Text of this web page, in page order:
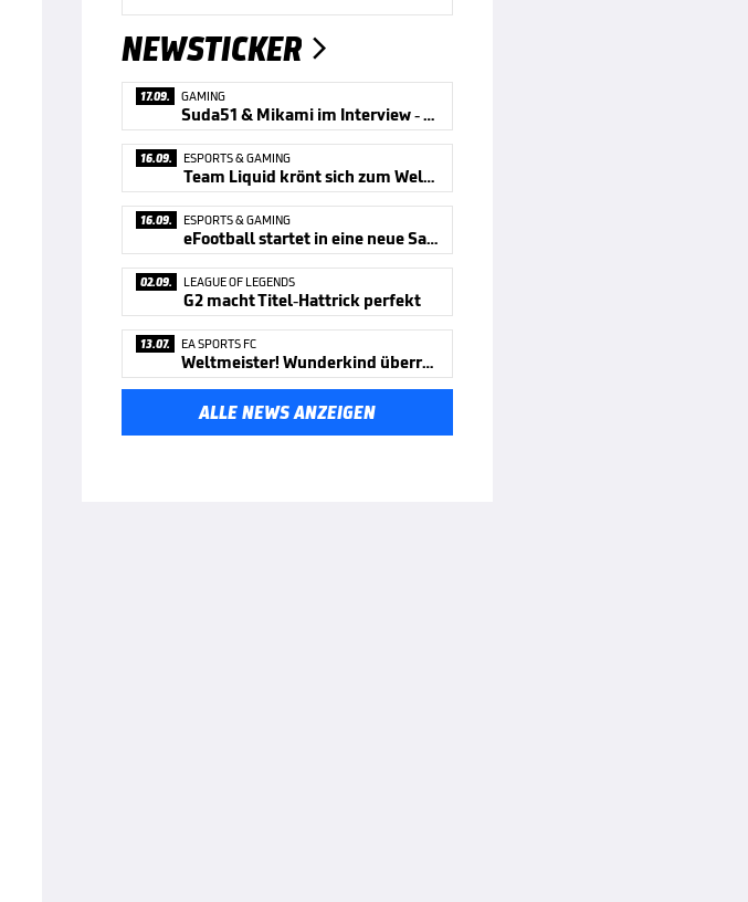
NEWSTICKER 
17.09. GAMING
Suda51 & Mikami im Interview - Shadows of the Damned: Hella Remastered
16.09. ESPORTS & GAMING
Team Liquid krönt sich zum Weltmeister in Dota 2
16.09. ESPORTS & GAMING
eFootball startet in eine neue Saison
02.09. LEAGUE OF LEGENDS
G2 macht Titel-Hattrick perfekt
13.07. EA SPORTS FC
Weltmeister! Wunderkind überragt
ALLE NEWS ANZEIGEN